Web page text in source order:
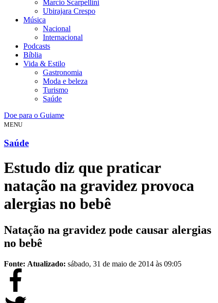
Marcio Scarpellini
Ubirajara Crespo
Música
Nacional
Internacional
Podcasts
Bíblia
Vida & Estilo
Gastronomia
Moda e beleza
Turismo
Saúde
Doe para o Guiame
MENU
Saúde
Estudo diz que praticar
natação na gravidez provoca
alergias no bebê
Natação na gravidez pode causar alergias
no bebê
Fonte: Atualizado: sábado, 31 de maio de 2014 às 09:05